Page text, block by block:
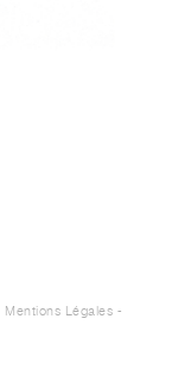
Mentions Légales -